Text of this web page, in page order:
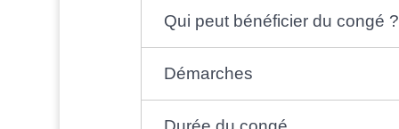
Qui peut bénéficier du congé ?
Démarches